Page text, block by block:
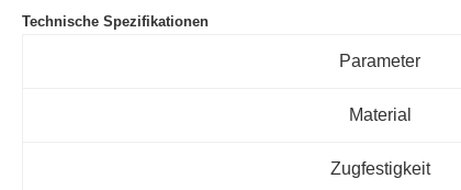
Technische Spezifikationen
Parameter
Material
Zugfestigkeit